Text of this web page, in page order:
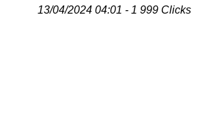
13/04/2024 04:01 - 1 999 Clicks